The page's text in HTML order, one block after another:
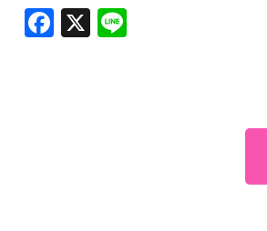
Facebook
X Line